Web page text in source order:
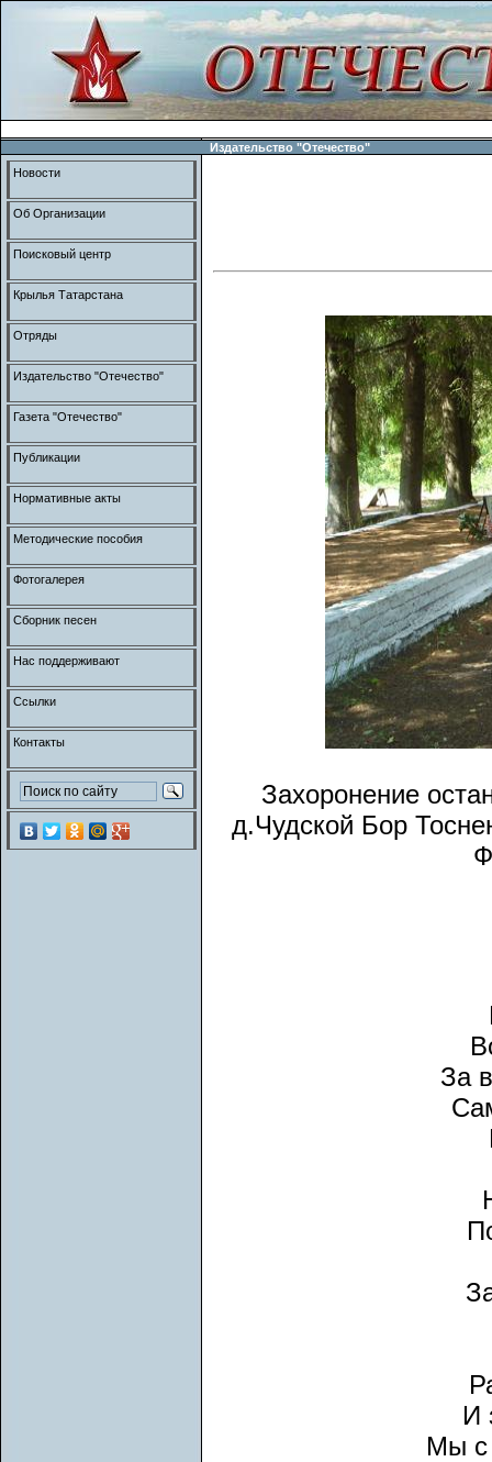
Издательство "Отечество"
Захоронение
д.Чудской Бор
За
И
Мы с
Новости
Об Организации
Поисковый центр
Крылья Татарстана
Отряды
Издательство "Отечество"
Газета "Отечество"
Публикации
Нормативные акты
Методические пособия
Фотогалерея
Сборник песен
Нас поддерживают
Ссылки
Контакты